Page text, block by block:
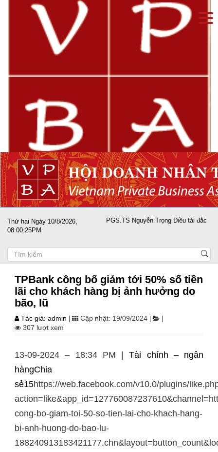
Thứ hai Ngày 10/8/2026,
08:00:25PM
nghiệp vượt sóng gió PGS.TS Nguyễn Trọng Điều tái đắc cử Chủ
TPBank công bố giảm tới 50% số tiền
lãi cho khách hàng bị ảnh hưởng do
bão, lũ
Tác giả: admin Cập nhật: 19/09/2024
307 lượt xem
13-09-2024 – 18:34 PM |Tài chính – ngân
hàngChia
sẻ15https://web.facebook.com/v10.0/plugins/
cong-bo-giam-toi-50-so-tien-lai-cho-khach-hang-
bi-anh-huong-do-bao-lu-